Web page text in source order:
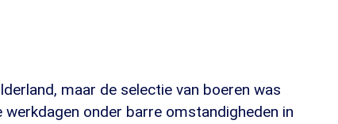
maar de selectie van boeren was
onder barre omstandigheden in